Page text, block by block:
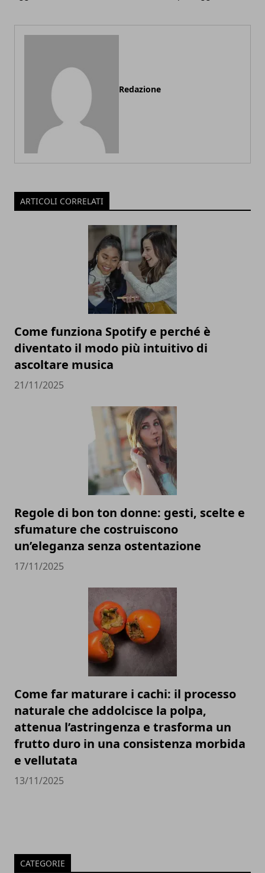
Redazione
ARTICOLI CORRELATI
Come funziona Spotify e perché è
diventato il modo più intuitivo di
ascoltare musica
21/11/2025
Regole di bon ton donne: gesti, scelte e
sfumature che costruiscono
un’eleganza senza ostentazione
17/11/2025
Come far maturare i cachi: il processo
naturale che addolcisce la polpa,
attenua l’astringenza e trasforma un
frutto duro in una consistenza morbida
e vellutata
13/11/2025
CATEGORIE